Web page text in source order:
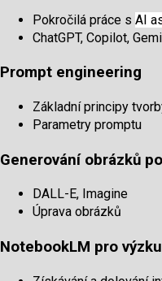
Pokročilá práce s AI
ChatGPT, Copilot,
Prompt engineering
Základní principy
Parametry promptu
Generování obrázků
DALL-E, Imagine
Úprava obrázků
NotebookLM pro